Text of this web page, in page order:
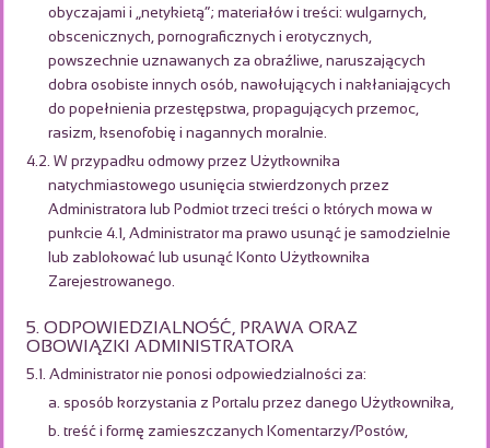
obyczajami i „netykietą”; materiałów i treści: wulgarnych,
obscenicznych, pornograficznych i erotycznych,
powszechnie uznawanych za obraźliwe, naruszających
dobra osobiste innych osób, nawołujących i nakłaniających
do popełnienia przestępstwa, propagujących przemoc,
rasizm, ksenofobię i nagannych moralnie.
4.2. W przypadku odmowy przez Użytkownika
natychmiastowego usunięcia stwierdzonych przez
Administratora lub Podmiot trzeci treści o których mowa w
punkcie 4.1, Administrator ma prawo usunąć je samodzielnie
lub zablokować lub usunąć Konto Użytkownika
Zarejestrowanego.
5. ODPOWIEDZIALNOŚĆ, PRAWA ORAZ
OBOWIĄZKI ADMINISTRATORA
5.1. Administrator nie ponosi odpowiedzialności za:
a. sposób korzystania z Portalu przez danego Użytkownika,
b. treść i formę zamieszczanych Komentarzy/Postów,